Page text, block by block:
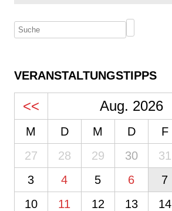
VERANSTALTUNGSTIPPS
<< Aug. 2026
M D M D F
27
28 29 30 31
3
4 5 6 7
10
11 12 13 14